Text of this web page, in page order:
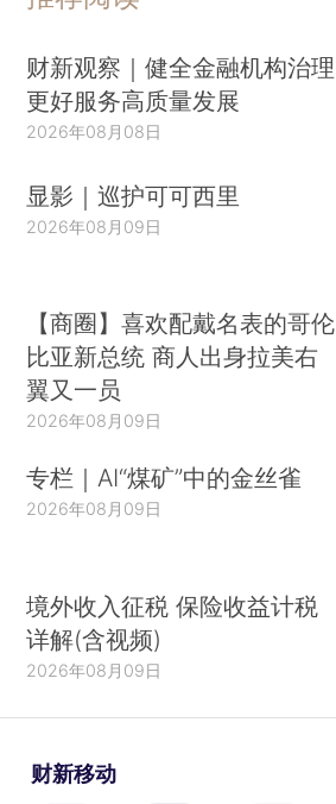
财新观察｜健全金融机构治理
更好服务高质量发展
2026年08月08日
显影｜巡护可可西里
2026年08月09日
【商圈】喜欢配戴名表的哥伦
比亚新总统 商人出身拉美右
翼又一员
2026年08月09日
专栏｜AI“煤矿”中的金丝雀
2026年08月09日
境外收入征税 保险收益计税
详解(含视频)
2026年08月09日
财新移动